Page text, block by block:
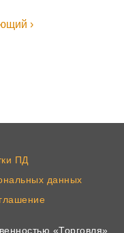
страница
›
ПД
данных
«Торговля»